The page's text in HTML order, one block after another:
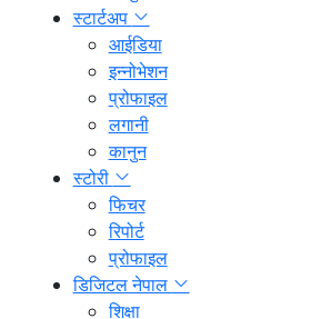
स्टार्टअप
आईडिया
इन्नोभेशन
प्रोफाइल
लगानी
कानुन
स्टोरी
फिचर
रिपोर्ट
प्रोफाइल
डिजिटल नेपाल
शिक्षा